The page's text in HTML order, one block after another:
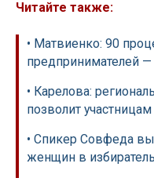
Читайте также:
• Матвиенко: 90
предпринимателей
• Карелова:
позволит
• Спикер Совфеда
женщин в